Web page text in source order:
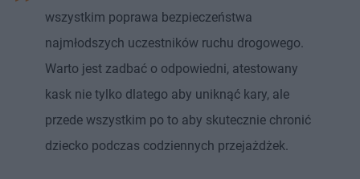
wszystkim poprawa bezpieczeństwa
najmłodszych uczestników ruchu drogowego.
Warto jest zadbać o odpowiedni, atestowany
kask nie tylko dlatego aby uniknąć kary, ale
przede wszystkim po to aby skutecznie chronić
dziecko podczas codziennych przejażdżek.